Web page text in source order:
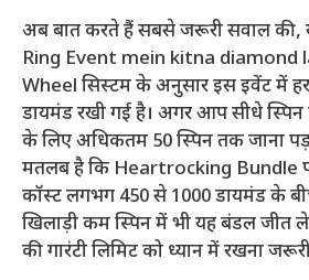
अब बात करते हैं सबसे जरूरी सवाल की,
Ring Event mein kitna diamond
Wheel सिस्टम के अनुसार इस इवेंट में
डायमंड रखी गई है। अगर आप सीधे स्पिन
के लिए अधिकतम 50 स्पिन तक जाना
मतलब है कि Heartrocking Bundle
कॉस्ट लगभग 450 से 1000 डायमंड के
खिलाड़ी कम स्पिन में भी यह बंडल जीत
की गारंटी लिमिट को ध्यान में रखना